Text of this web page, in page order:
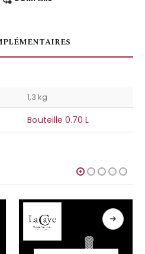
1,3 kg
Bouteille 0.70 L